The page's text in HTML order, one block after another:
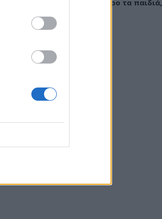
μπορεί να «γεμίσει» σίδηρο τα παιδιά,